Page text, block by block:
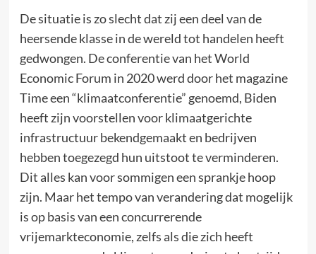
De situatie is zo slecht dat zij een deel van de
heersende klasse in de wereld tot handelen heeft
gedwongen. De conferentie van het World
Economic Forum in 2020 werd door het magazine
Time een “klimaatconferentie” genoemd, Biden
heeft zijn voorstellen voor klimaatgerichte
infrastructuur bekendgemaakt en bedrijven
hebben toegezegd hun uitstoot te verminderen.
Dit alles kan voor sommigen een sprankje hoop
zijn. Maar het tempo van verandering dat mogelijk
is op basis van een concurrerende
vrijemarkteconomie, zelfs als die zich heeft